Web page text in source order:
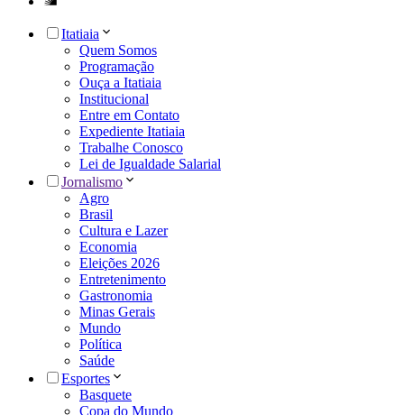
Itatiaia
Quem Somos
Programação
Ouça a Itatiaia
Institucional
Entre em Contato
Expediente Itatiaia
Trabalhe Conosco
Lei de Igualdade Salarial
Jornalismo
Agro
Brasil
Cultura e Lazer
Economia
Eleições 2026
Entretenimento
Gastronomia
Minas Gerais
Mundo
Política
Saúde
Esportes
Basquete
Copa do Mundo